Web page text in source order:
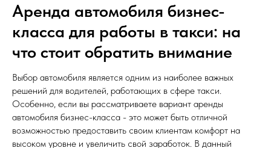
Аренда автомобиля бизнес-
класса для работы в такси: на
что стоит обратить внимание
Выбор автомобиля является одним из наиболее важных
решений для водителей, работающих в сфере такси.
Особенно, если вы рассматриваете вариант аренды
автомобиля бизнес-класса - это может быть отличной
возможностью предоставить своим клиентам комфорт на
высоком уровне и увеличить свой заработок. В данный